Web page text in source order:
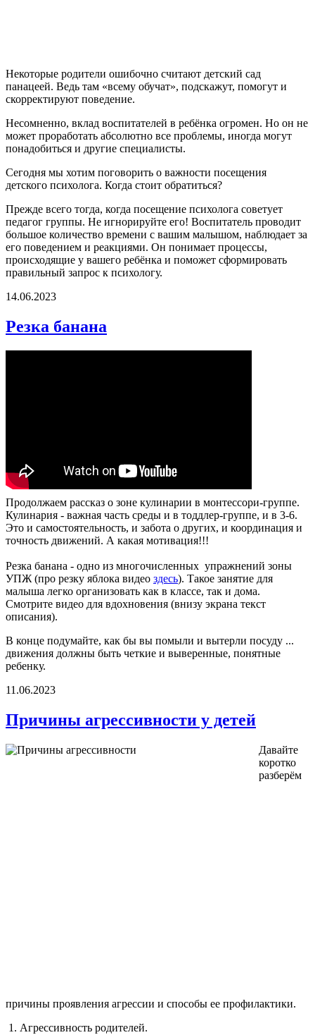
Некоторые родители ошибочно считают детский сад
панацеей. Ведь там «всему обучат», подскажут, помогут и
скорректируют поведение.
Несомненно, вклад воспитателей в ребёнка огромен. Но он не
может проработать абсолютно все проблемы, иногда могут
понадобиться и другие специалисты.
Сегодня мы хотим поговорить о важности посещения
детского психолога. Когда стоит обратиться?
Прежде всего тогда, когда посещение психолога советует
педагог группы. Не игнорируйте его! Воспитатель проводит
большое количество времени с вашим малышом, наблюдает за
его поведением и реакциями. Он понимает процессы,
происходящие у вашего ребёнка и поможет сформировать
правильный запрос к психологу.
14.06.2023
Резка банана
Продолжаем рассказ о зоне кулинарии в монтессори-группе.
Кулинария - важная часть среды и в тоддлер-группе, и в 3-6.
Это и самостоятельность, и забота о других, и координация и
точность движений. А какая мотивация!!!
Резка банана - одно из многочисленных упражнений зоны
УПЖ (про резку яблока видео здесь). Такое занятие для
малыша легко организовать как в классе, так и дома.
Смотрите видео для вдохновения (внизу экрана текст
описания).
В конце подумайте, как бы вы помыли и вытерли посуду ...
движения должны быть четкие и выверенные, понятные
ребенку.
11.06.2023
Причины агрессивности у детей
Давайте
коротко
разберём
причины проявления агрессии и способы ее профилактики.
1. Агрессивность родителей.